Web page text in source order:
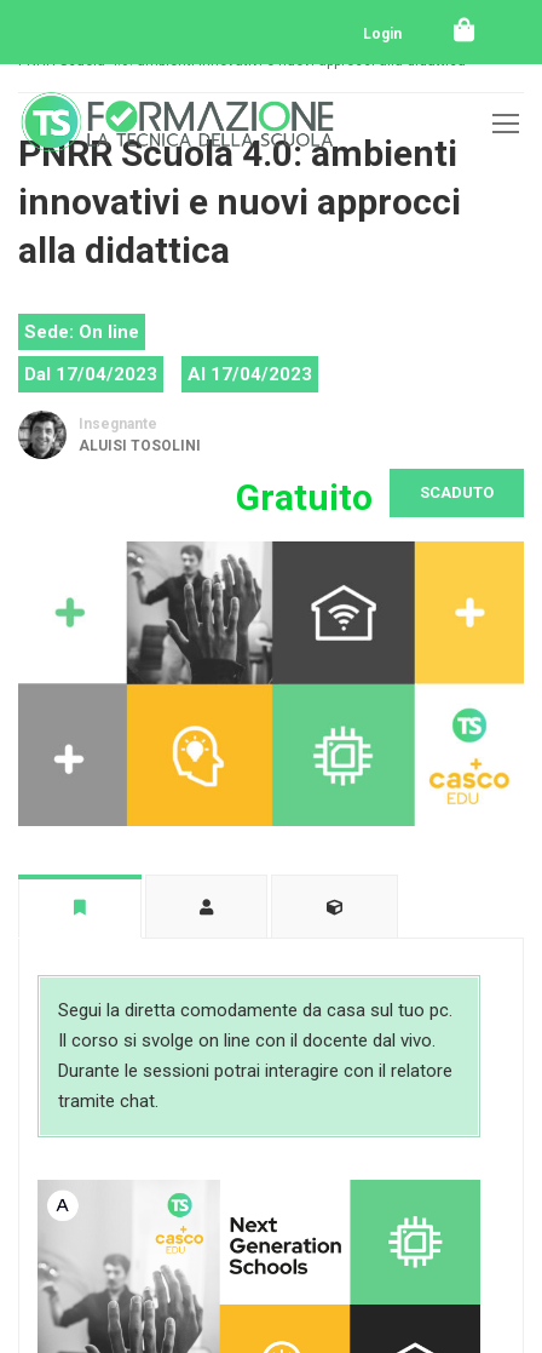
Login
PNRR Scuola 4.0: ambienti innovativi e nuovi approcci alla didattica
PNRR Scuola 4.0: ambienti
innovativi e nuovi approcci
alla didattica
Sede: On line
Dal 17/04/2023
Al 17/04/2023
Insegnante
ALUISI TOSOLINI
Gratuito SCADUTO
Segui la diretta comodamente da casa sul tuo pc.
Il corso si svolge on line con il docente dal vivo.
Durante le sessioni potrai interagire con il relatore
tramite chat.